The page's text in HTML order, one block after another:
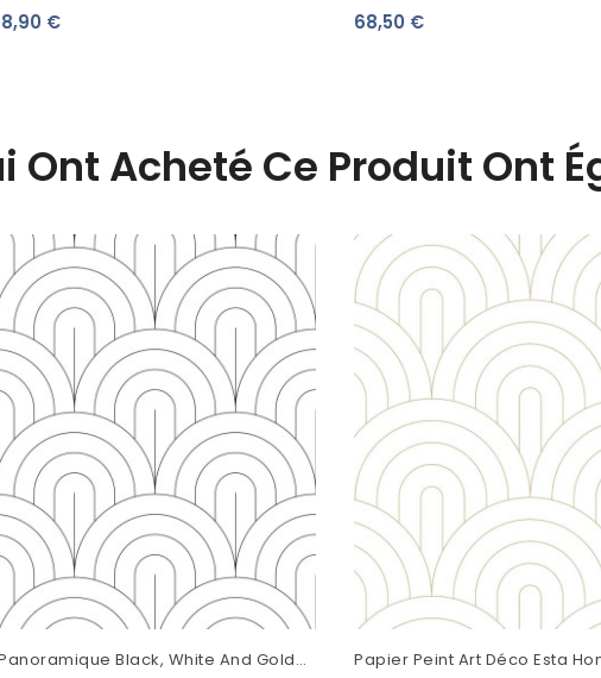
Chevrons Noir Et Blanc 139115
€
Gris FD26322
68,50 €
Ont Acheté Ce Produit Ont
Black, White And Gold
Papier Peint Art Déco Esta